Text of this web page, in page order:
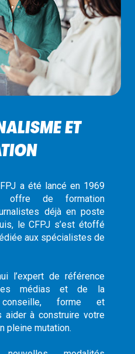
ET
a été lancé en 1969
offre de formation
déjà en poste
le CFPJ s’est étoffé
aux spécialistes de
l’expert de référence
médias et de la
forme et
aider à construire votre
pleine mutation.